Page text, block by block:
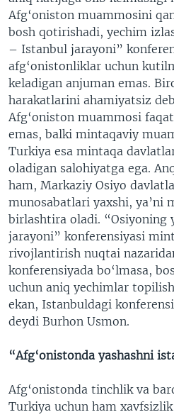
Afg‘oniston muammosini
bosh qotirishadi, yechim
– Istanbul jarayoni”
afg‘onistonliklar uchun
keladigan anjuman emas.
harakatlarini ahamiyatsiz
Afg‘oniston muammosi
emas, balki mintaqaviy
Turkiya esa mintaqa
oladigan salohiyatga ega.
ham, Markaziy Osiyo
munosabatlari yaxshi, ya’ni
birlashtira oladi. “Osiyoning
jarayoni” konferensiyasi
rivojlantirish nuqtai
konferensiyada bo‘lmasa,
uchun aniq yechimlar
ekan, Istanbuldagi
deydi Burhon Usmon.
“Afg‘onistonda yashashni
Afg‘onistonda tinchlik va
Turkiya uchun ham